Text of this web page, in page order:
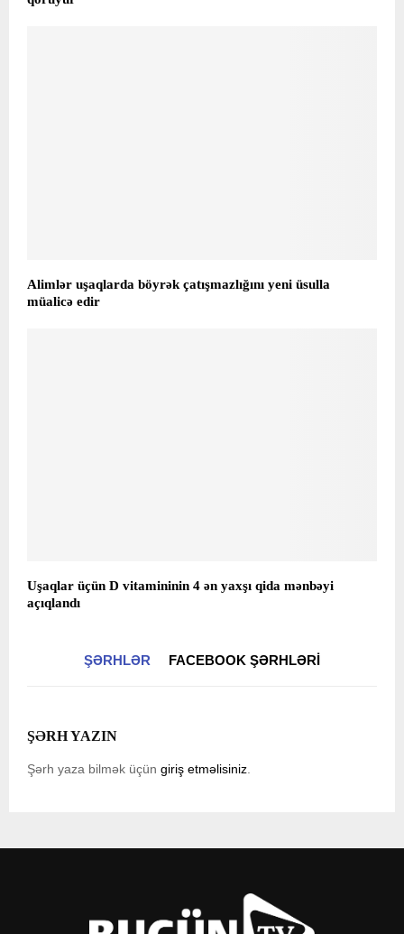
Alimlər uşaqlarda böyrək çatışmazlığını yeni üsulla
müalicə edir
Uşaqlar üçün D vitamininin 4 ən yaxşı qida mənbəyi
açıqlandı
ŞƏRHLƏR FACEBOOK ŞƏRHLƏRI
ŞƏRH YAZIN
Şərh yaza bilmək üçün giriş etməlisiniz.